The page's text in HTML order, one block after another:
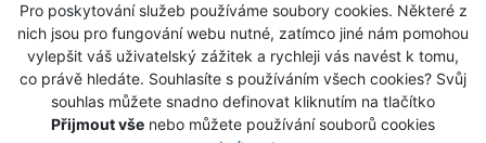
Pro poskytování služeb používáme soubory cookies. Některé z
nich jsou pro fungování webu nutné, zatímco jiné nám pomohou
vylepšit váš uživatelský zážitek a rychleji vás navést k tomu,
co právě hledáte. Souhlasíte s používáním všech cookies? Svůj
souhlas můžete snadno definovat kliknutím na tlačítko
Přijmout vše nebo můžete používání souborů cookies
SKLADEM